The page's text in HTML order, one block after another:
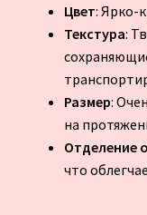
Цвет: Ярко-
Текстура:
Размер:
на
Отделение
что